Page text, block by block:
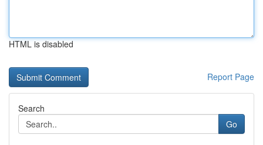
HTML is disabled
Report Page
Search
Go